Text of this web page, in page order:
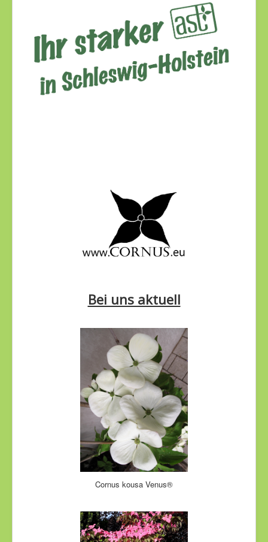
Bei uns aktuell
Cornus kousa Venus®